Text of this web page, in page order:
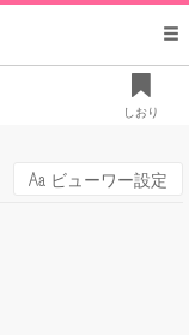
しおり
ビューワー設定